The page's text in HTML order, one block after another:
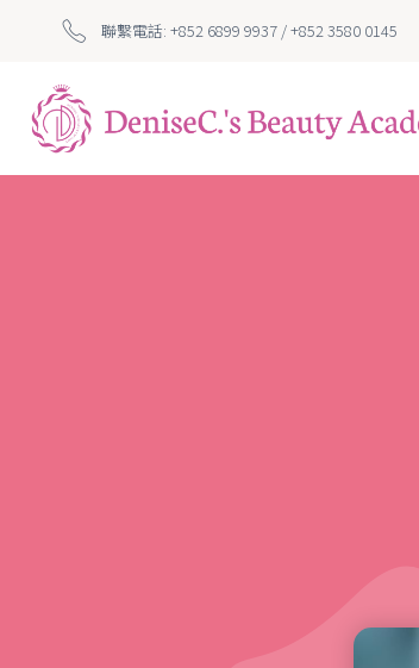
聯繫電話: +852 6899 9937 / +852 3580 0145